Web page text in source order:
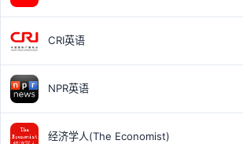
CRI英语
NPR英语
经济学人(The Economist)